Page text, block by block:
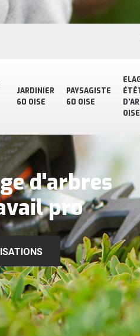
JARDINIER
60 OISE
PAYSAGISTE
60 OISE
OISE
d'arbres
pro